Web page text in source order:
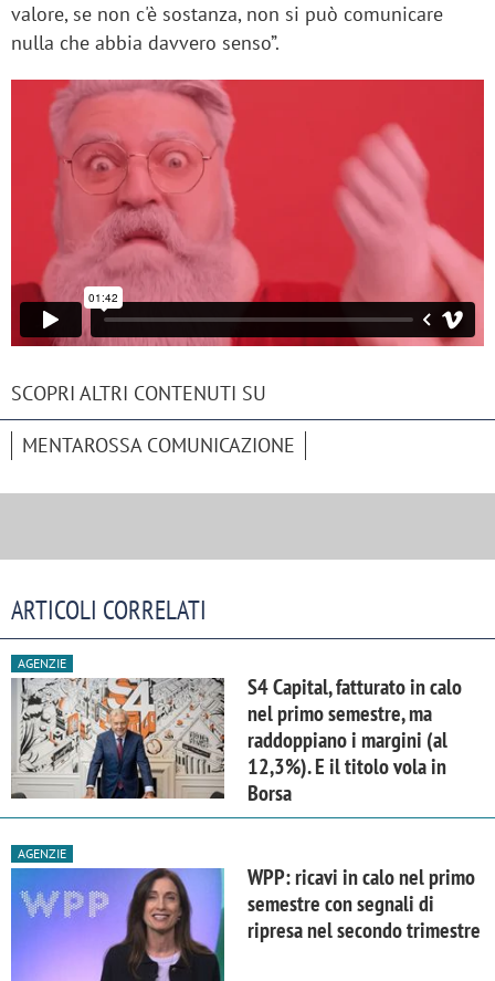
valore, se non c'è sostanza, non si può comunicare
nulla che abbia davvero senso”.
SCOPRI ALTRI CONTENUTI SU
MENTAROSSA COMUNICAZIONE
ARTICOLI CORRELATI
AGENZIE
S4 Capital, fatturato in calo
nel primo semestre, ma
raddoppiano i margini (al
12,3%). E il titolo vola in
Borsa
AGENZIE
WPP: ricavi in calo nel primo
semestre con segnali di
ripresa nel secondo trimestre